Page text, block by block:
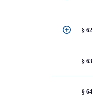
§ 62
§ 63
§ 64